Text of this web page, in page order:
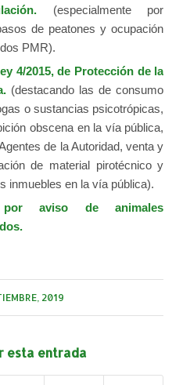
(especialmente por
de peatones y ocupación
PMR).
4/2015, de Protección de la
(destacando las de consumo
o sustancias psicotrópicas,
obscena en la vía pública,
de la Autoridad, venta y
de material pirotécnico y
inmuebles en la vía pública).
por aviso de animales
2019
esta entrada